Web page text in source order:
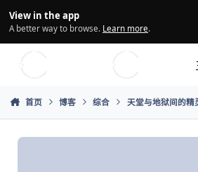
View in the app
A better way to browse. Learn more.
首页 博客 综合 天堂与地狱间的精